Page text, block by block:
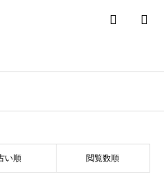
い順 閲覧数順